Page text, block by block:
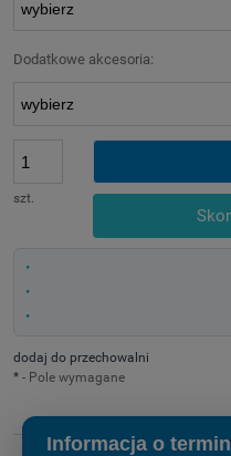
Dodatkowe akcesoria:
szt.
dodaj do przechowalni
* - Pole wymagane
Informacja o